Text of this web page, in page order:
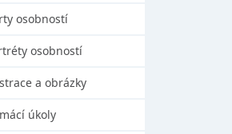
osobností
osobností
a obrázky
úkoly